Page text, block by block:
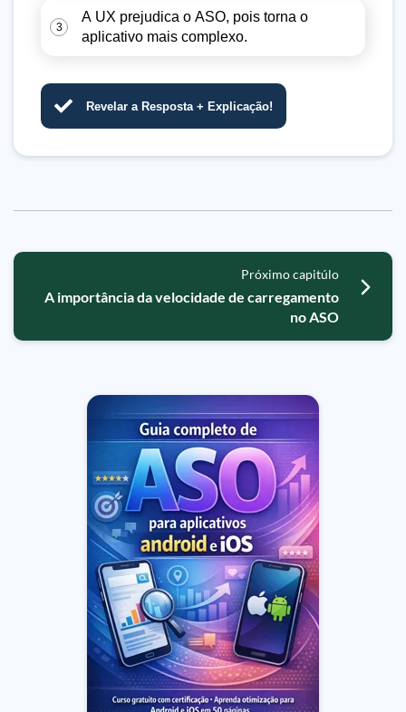
3
A UX prejudica o ASO, pois torna o
aplicativo mais complexo.
Revelar a Resposta + Explicação!
Próximo capitúlo
A importância da velocidade de carregamento
no ASO